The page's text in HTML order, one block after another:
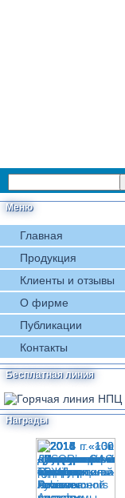
Меню
Главная
Продукция
Клиенты и отзывы
О фирме
Публикации
Контакты
Бесплатная линия
Награды